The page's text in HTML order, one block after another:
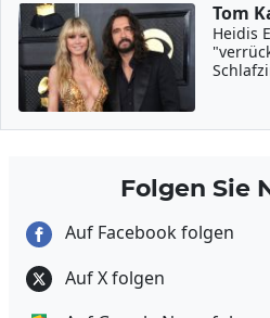
Tom
Heidis
Folgen Sie
Auf Facebook folgen
Auf X folgen